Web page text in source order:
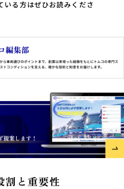
いる方はぜひお読みくださ
割と重要性